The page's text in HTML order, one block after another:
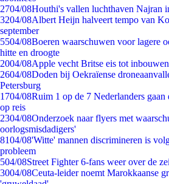
2704/08Houthi's vallen luchthaven Najran
3204/08Albert Heijn halveert tempo van
september
5504/08Boeren waarschuwen voor lagere
hitte en droogte
2004/08Apple vecht Britse eis tot
2604/08Doden bij Oekraïense
Petersburg
1704/08Ruim 1 op de 7 Nederlanders gaan
op reis
2304/08Onderzoek naar flyers met
oorlogsmisdadigers'
8104/08'Witte' mannen discrimineren is
probleem
504/08Street Fighter 6-fans weer over de
3004/08Ceuta-leider noemt Marokkaanse